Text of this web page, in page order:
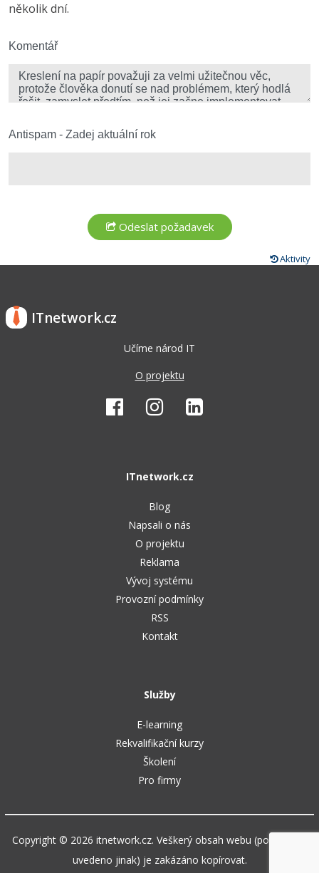
Fórum
Kybernetická bezpečnost
několik dní.
Komentář
Antispam - Zadej aktuální rok
Aktivity
ITnetwork.cz
Učíme národ IT
O projektu
ITnetwork.cz
Blog
Napsali o nás
O projektu
Reklama
Vývoj systému
Provozní podmínky
RSS
Kontakt
Služby
E-learning
Rekvalifikační kurzy
Školení
Pro firmy
Copyright © 2026 itnetwork.cz. Veškerý obsah webu (pokud není
uvedeno jinak) je zakázáno kopírovat.